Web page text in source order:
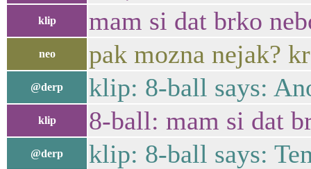
klip mam si dat brko
neo pak mozna nejak?
@derp klip: 8-ball says:
klip 8-ball: mam si dat
@derp klip: 8-ball says: